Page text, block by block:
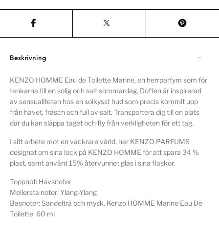
Beskrivning
KENZO HOMME Eau de Toilette Marine, en herrparfym som för
tankarna till en solig och salt sommardag. Doften är inspirerad
av sensualiteten hos en solkysst hud som precis kommit upp
från havet, fräsch och full av salt. Transportera dig till en plats
där du kan släppa taget och fly från verkligheten för ett tag.
I sitt arbete mot en vackrare värld, har KENZO PARFUMS
designat om sina lock på KENZO HOMME för att spara 34 %
plast, samt använt 15% återvunnet glas i sina flaskor.
Toppnot: Havsnoter
Mellersta noter: Ylang-Ylang
Basnoter: Sandelträ och mysk. Kenzo HOMME Marine Eau De
Toilette 60 ml